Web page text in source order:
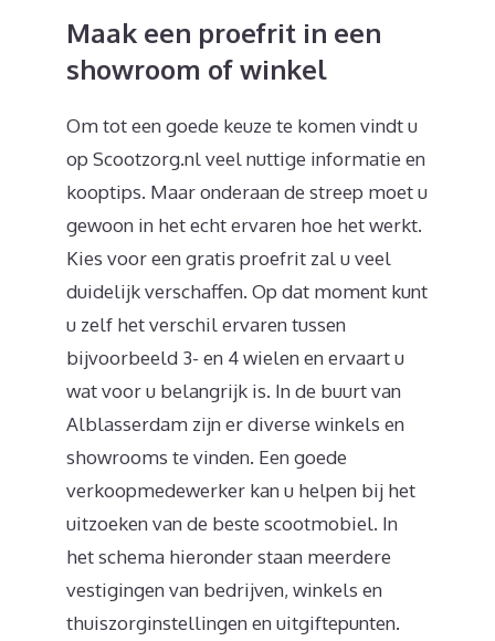
Maak een proefrit in een
showroom of winkel
Om tot een goede keuze te komen vindt u
op Scootzorg.nl veel nuttige informatie en
kooptips. Maar onderaan de streep moet u
gewoon in het echt ervaren hoe het werkt.
Kies voor een gratis proefrit zal u veel
duidelijk verschaffen. Op dat moment kunt
u zelf het verschil ervaren tussen
bijvoorbeeld 3- en 4 wielen en ervaart u
wat voor u belangrijk is. In de buurt van
Alblasserdam zijn er diverse winkels en
showrooms te vinden. Een goede
verkoopmedewerker kan u helpen bij het
uitzoeken van de beste scootmobiel. In
het schema hieronder staan meerdere
vestigingen van bedrijven, winkels en
thuiszorginstellingen en uitgiftepunten.